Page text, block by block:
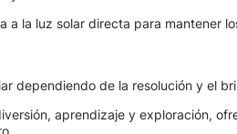
a la luz solar directa para mantener
dependiendo de la resolución y el
aprendizaje y exploración,